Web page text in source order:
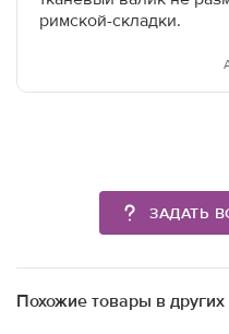
римской-складки.
ЗАДАТЬ
Похожие товары в других